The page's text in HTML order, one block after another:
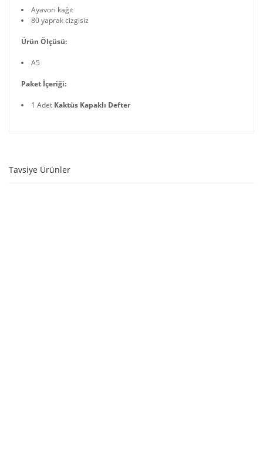
Ayavori kağıt
80 yaprak cizgisiz
Ürün Ölçüsü:
A5
Paket İçeriği:
1 Adet Kaktüs Kapaklı Defter
Tavsiye Ürünler